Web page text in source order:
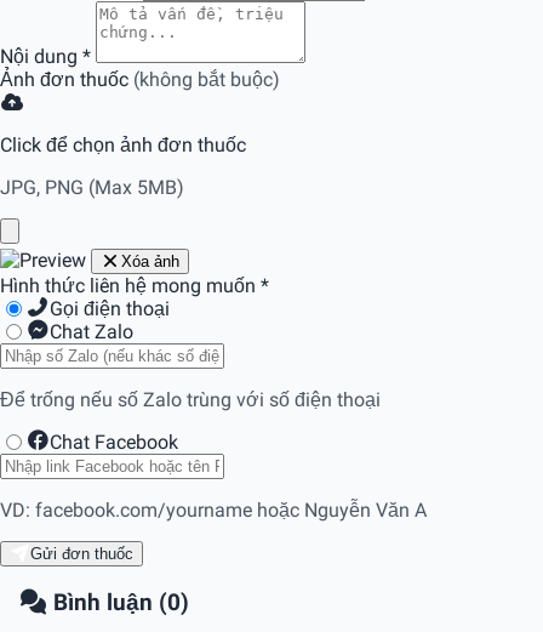
Nội dung *
Ảnh đơn thuốc (không bắt buộc)
Click để chọn ảnh đơn thuốc
JPG, PNG (Max 5MB)
Xóa ảnh
Hình thức liên hệ mong muốn *
Gọi điện thoại
Chat Zalo
Để trống nếu số Zalo trùng với số điện thoại
Chat Facebook
VD: facebook.com/yourname hoặc Nguyễn Văn A
Gửi đơn thuốc
Bình luận (0)